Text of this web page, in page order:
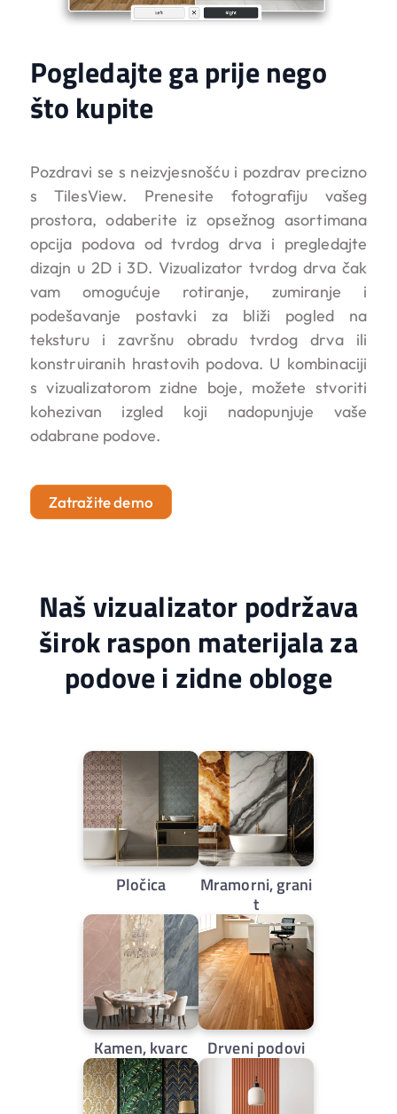
Pogledajte ga prije nego
što kupite
Pozdravi se s neizvjesnošću i pozdrav precizno
s TilesView. Prenesite fotografiju vašeg
prostora, odaberite iz opsežnog asortimana
opcija podova od tvrdog drva i pregledajte
dizajn u 2D i 3D. Vizualizator tvrdog drva čak
vam omogućuje rotiranje, zumiranje i
podešavanje postavki za bliži pogled na
teksturu i završnu obradu tvrdog drva ili
konstruiranih hrastovih podova. U kombinaciji
s vizualizatorom zidne boje, možete stvoriti
kohezivan izgled koji nadopunjuje vaše
odabrane podove.
Zatražite demo
Naš vizualizator podržava
širok raspon materijala za
podove i zidne obloge
Pločica
Mramorni, grani
t
Kamen, kvarc Drveni podovi